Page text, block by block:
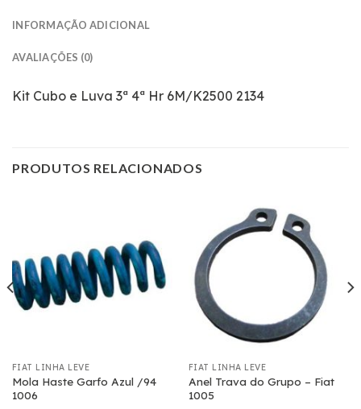
INFORMAÇÃO ADICIONAL
AVALIAÇÕES (0)
Kit Cubo e Luva 3ª 4ª Hr 6M/K2500 2134
PRODUTOS RELACIONADOS
FIAT LINHA LEVE
Mola Haste Garfo Azul /94
1006
FIAT LINHA LEVE
Anel Trava do Grupo – Fiat
1005